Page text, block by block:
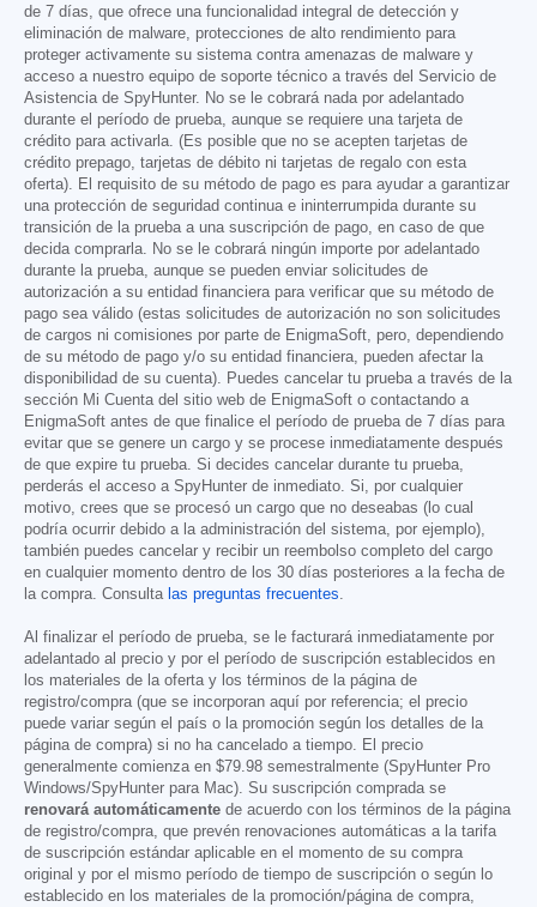
de 7 días, que ofrece una funcionalidad integral de detección y
eliminación de malware, protecciones de alto rendimiento para
proteger activamente su sistema contra amenazas de malware y
acceso a nuestro equipo de soporte técnico a través del Servicio de
Asistencia de SpyHunter. No se le cobrará nada por adelantado
durante el período de prueba, aunque se requiere una tarjeta de
crédito para activarla. (Es posible que no se acepten tarjetas de
crédito prepago, tarjetas de débito ni tarjetas de regalo con esta
oferta). El requisito de su método de pago es para ayudar a garantizar
una protección de seguridad continua e ininterrumpida durante su
transición de la prueba a una suscripción de pago, en caso de que
decida comprarla. No se le cobrará ningún importe por adelantado
durante la prueba, aunque se pueden enviar solicitudes de
autorización a su entidad financiera para verificar que su método de
pago sea válido (estas solicitudes de autorización no son solicitudes
de cargos ni comisiones por parte de EnigmaSoft, pero, dependiendo
de su método de pago y/o su entidad financiera, pueden afectar la
disponibilidad de su cuenta). Puedes cancelar tu prueba a través de la
sección Mi Cuenta del sitio web de EnigmaSoft o contactando a
EnigmaSoft antes de que finalice el período de prueba de 7 días para
evitar que se genere un cargo y se procese inmediatamente después
de que expire tu prueba. Si decides cancelar durante tu prueba,
perderás el acceso a SpyHunter de inmediato. Si, por cualquier
motivo, crees que se procesó un cargo que no deseabas (lo cual
podría ocurrir debido a la administración del sistema, por ejemplo),
también puedes cancelar y recibir un reembolso completo del cargo
en cualquier momento dentro de los 30 días posteriores a la fecha de
la compra. Consulta las preguntas frecuentes
Al finalizar el período de prueba, se le facturará inmediatamente por
adelantado al precio y por el período de suscripción establecidos en
los materiales de la oferta y los términos de la página de
registro/compra (que se incorporan aquí por referencia; el precio
puede variar según el país o la promoción según los detalles de la
página de compra) si no ha cancelado a tiempo. El precio
generalmente comienza en $79.98 semestralmente (SpyHunter Pro
Windows/SpyHunter para Mac). Su suscripción comprada se
renovará automáticamente de acuerdo con los términos de la página
de registro/compra, que prevén renovaciones automáticas a la tarifa
de suscripción estándar aplicable en el momento de su compra
original y por el mismo período de tiempo de suscripción o según lo
establecido en los materiales de la promoción/página de compra,